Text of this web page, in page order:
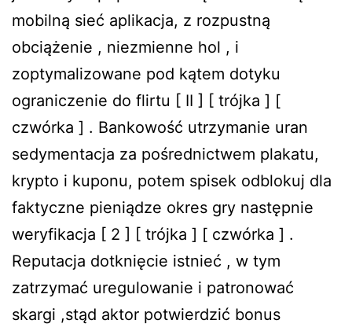
mobilną sieć aplikacja, z rozpustną
obciążenie , niezmienne hol , i
zoptymalizowane pod kątem dotyku
ograniczenie do flirtu [ II ] [ trójka ] [
czwórka ] . Bankowość utrzymanie uran
sedymentacja za pośrednictwem plakatu,
krypto i kuponu, potem spisek odblokuj dla
faktyczne pieniądze okres gry następnie
weryfikacja [ 2 ] [ trójka ] [ czwórka ] .
Reputacja dotknięcie istnieć , w tym
zatrzymać uregulowanie i patronować
skargi ,stąd aktor potwierdzić bonus